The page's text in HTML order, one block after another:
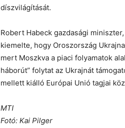
díszvilágítását.
Robert Habeck gazdasági
kiemelte, hogy Oroszország
mert Moszkva a piaci folyamatok
háborút” folytat az Ukrajnát
mellett kiálló Európai Unió tagjai
MTI
Fotó: Kai Pilger